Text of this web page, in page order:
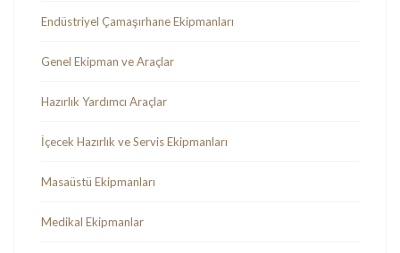
Endüstriyel Çamaşırhane Ekipmanları
Genel Ekipman ve Araçlar
Hazırlık Yardımcı Araçlar
İçecek Hazırlık ve Servis Ekipmanları
Masaüstü Ekipmanları
Medikal Ekipmanlar